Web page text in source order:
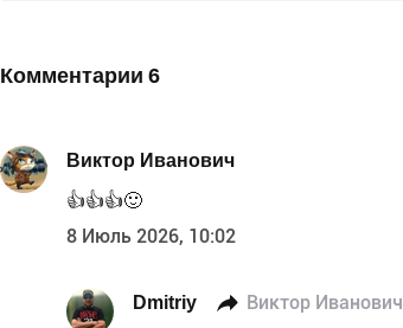
Комментарии 6
Виктор Иванович
👍👍👍🙂
8 Июль 2026, 10:02
Dmitriy Виктор Иванович